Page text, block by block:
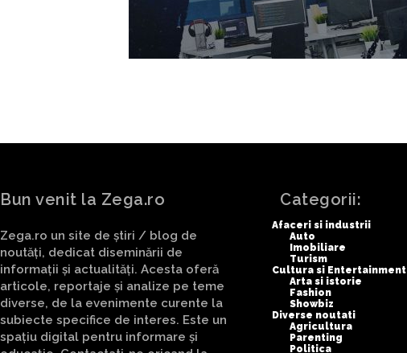
Bun venit la Zega.ro
Zega.ro un site de știri / blog de
noutăți, dedicat diseminării de
informații și actualități. Acesta oferă
articole, reportaje și analize pe teme
diverse, de la evenimente curente la
subiecte specifice de interes. Este un
spațiu digital pentru informare și
Categorii:
Afaceri si industrii
Auto
Imobiliare
Turism
Cultura si Entertainment
Arta si istorie
Fashion
Showbiz
Diverse noutati
Agricultura
Parenting
Politica